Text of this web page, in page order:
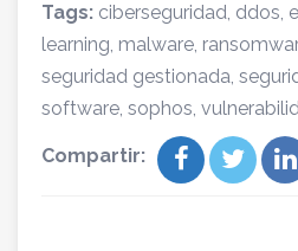
Tags: ciberseguridad, ddos,
learning, malware,
seguridad gestionada,
software, sophos,
Compartir: